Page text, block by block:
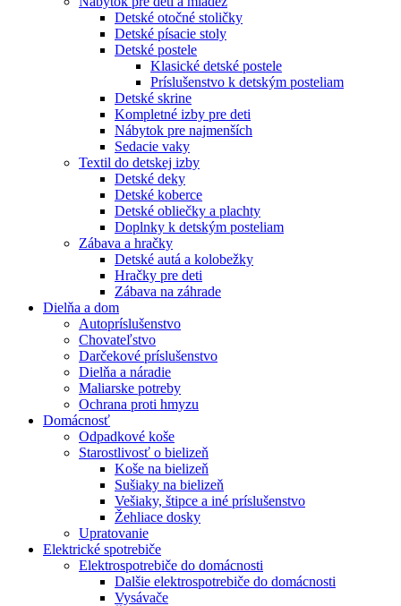
Detské otočné stoličky
Detské písacie stoly
Detské postele
Klasické detské postele
Príslušenstvo k detským posteliam
Detské skrine
Kompletné izby pre deti
Nábytok pre najmenších
Sedacie vaky
Textil do detskej izby
Detské deky
Detské koberce
Detské obliečky a plachty
Doplnky k detským posteliam
Zábava a hračky
Detské autá a kolobežky
Hračky pre deti
Zábava na záhrade
Dielňa a dom
Autopríslušenstvo
Chovateľstvo
Darčekové príslušenstvo
Dielňa a náradie
Maliarske potreby
Ochrana proti hmyzu
Domácnosť
Odpadkové koše
Starostlivosť o bielizeň
Koše na bielizeň
Sušiaky na bielizeň
Vešiaky, štipce a iné príslušenstvo
Žehliace dosky
Upratovanie
Elektrické spotrebiče
Elektrospotrebiče do domácnosti
Dalšie elektrospotrebiče do domácnosti
Vysávače